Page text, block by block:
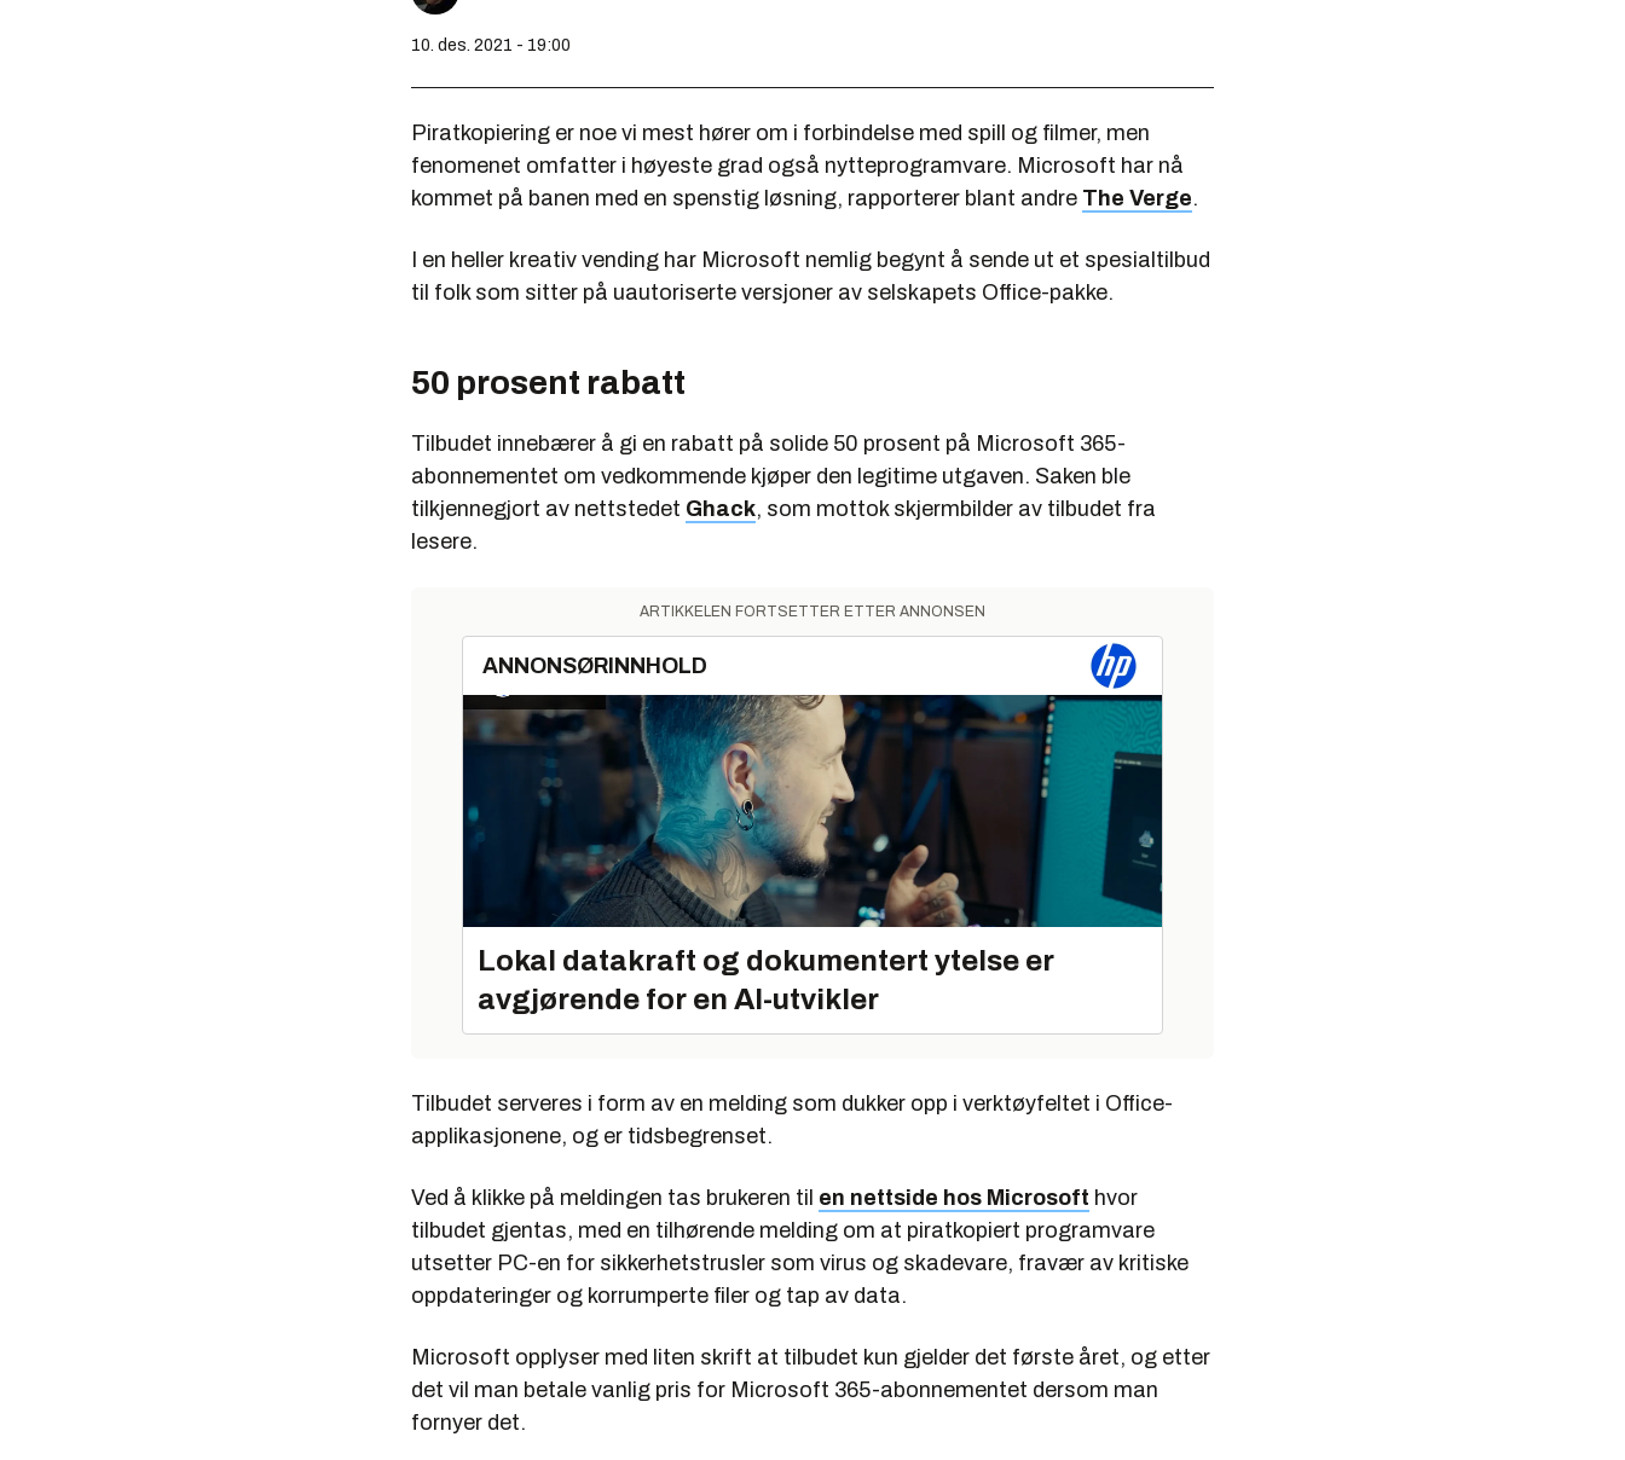
10. des. 2021 - 19:00
Piratkopiering er noe vi mest hører om i forbindelse med spill og filmer, men
fenomenet omfatter i høyeste grad også nytteprogramvare. Microsoft har nå
kommet på banen med en spenstig løsning, rapporterer blant andre The Verge.
I en heller kreativ vending har Microsoft nemlig begynt å sende ut et spesialtilbud
til folk som sitter på uautoriserte versjoner av selskapets Office-pakke.
50 prosent rabatt
Tilbudet innebærer å gi en rabatt på solide 50 prosent på Microsoft 365-
abonnementet om vedkommende kjøper den legitime utgaven. Saken ble
tilkjennegjort av nettstedet Ghack, som mottok skjermbilder av tilbudet fra
lesere.
ARTIKKELEN FORTSETTER ETTER ANNONSEN
ANNONSØRINNHOLD
Lokal datakraft og dokumentert ytelse er
avgjørende for en AI-utvikler
Tilbudet serveres i form av en melding som dukker opp i verktøyfeltet i Office-
applikasjonene, og er tidsbegrenset.
Ved å klikke på meldingen tas brukeren til en nettside hos Microsoft hvor
tilbudet gjentas, med en tilhørende melding om at piratkopiert programvare
utsetter PC-en for sikkerhetstrusler som virus og skadevare, fravær av kritiske
oppdateringer og korrumperte filer og tap av data.
Microsoft opplyser med liten skrift at tilbudet kun gjelder det første året, og etter
det vil man betale vanlig pris for Microsoft 365-abonnementet dersom man
fornyer det.